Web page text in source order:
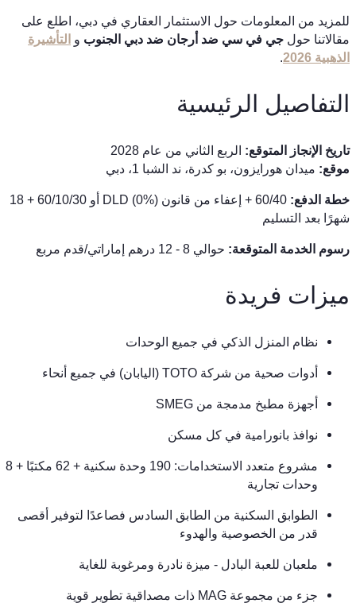
للمزيد من المعلومات حول الاستثمار العقاري في دبي، اطلع على
مقالاتنا حول جي في سي ضد أرجان ضد دبي الجنوب و التأشيرة
الذهبية 2026
.
التفاصيل الرئيسية
تاريخ الإنجاز المتوقع: الربع الثاني من عام 2028
موقع: ميدان هورايزون، بو كدرة، ند الشبا 1، دبي
خطة الدفع:
60/40 + إعفاء من قانون DLD (0%) أو 60/10/30 + 18
شهرًا بعد التسليم
رسوم الخدمة المتوقعة: حوالي 8 - 12 درهم إماراتي/قدم مربع
ميزات فريدة
نظام المنزل الذكي في جميع الوحدات
أدوات صحية من شركة TOTO (اليابان) في جميع أنحاء
أجهزة مطبخ مدمجة من SMEG
نوافذ بانورامية في كل مسكن
مشروع متعدد الاستخدامات: 190 وحدة سكنية + 62 مكتبًا + 8
وحدات تجارية
الطوابق السكنية من الطابق السادس فصاعدًا لتوفير أقصى
قدر من الخصوصية والهدوء
ملعبان للعبة البادل - ميزة نادرة ومرغوبة للغاية
جزء من مجموعة MAG ذات مصداقية تطوير قوية